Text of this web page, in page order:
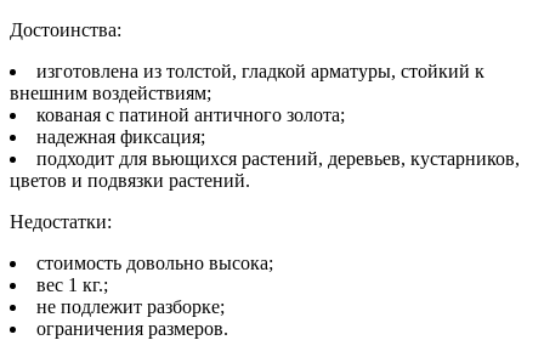
Достоинства:
изготовлена из толстой, гладкой арматуры, стойкий к
внешним воздействиям;
кованая с патиной античного золота;
надежная фиксация;
подходит для вьющихся растений, деревьев, кустарников,
цветов и подвязки растений.
Недостатки:
стоимость довольно высока;
вес 1 кг.;
не подлежит разборке;
ограничения размеров.